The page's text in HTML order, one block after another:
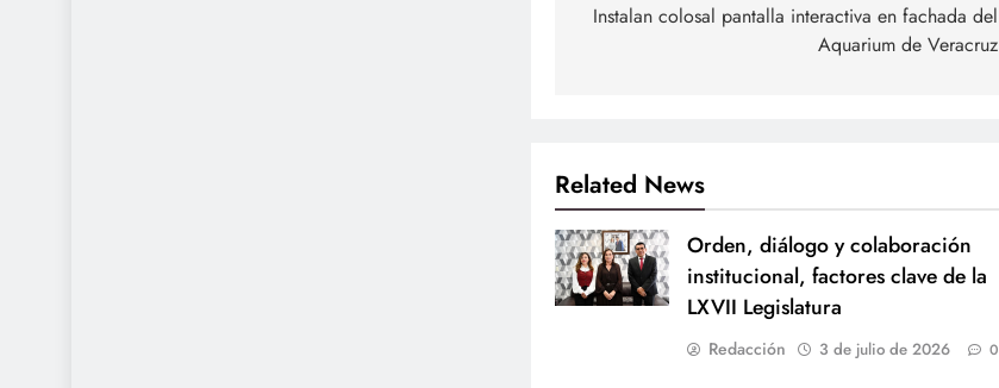
de
Instalan colosal pantalla interactiva en fachada del
Aquarium de Veracruz
Related News
Orden, diálogo y colaboración
institucional, factores clave de la
LXVII Legislatura
Redacción 3 de julio de 2026 0